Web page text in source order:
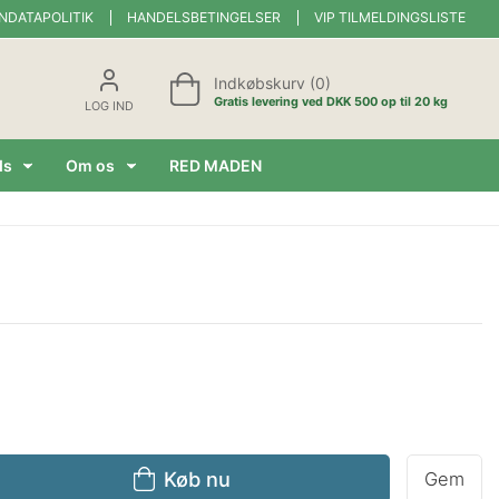
HANDELSBETINGELSER VIP TILMELDINGSLISTE
LOG IND
Indkøbskurv (0)
Gratis levering ved DKK 500 op til 20 kg
Om os RED MADEN
Køb nu Gem